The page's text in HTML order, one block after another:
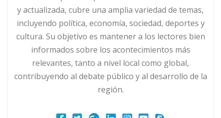
y actualizada, cubre una amplia variedad de temas,
incluyendo política, economía, sociedad, deportes y
cultura. Su objetivo es mantener a los lectores bien
informados sobre los acontecimientos más
relevantes, tanto a nivel local como global,
contribuyendo al debate público y al desarrollo de la
región.